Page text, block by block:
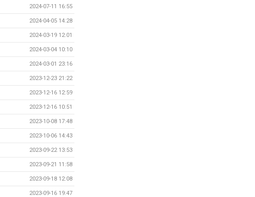
2024-07-11 16:55
2024-04-05 14:28
2024-03-19 12:01
2024-03-04 10:10
2024-03-01 23:16
2023-12-23 21:22
2023-12-16 12:59
2023-12-16 10:51
2023-10-08 17:48
2023-10-06 14:43
2023-09-22 13:53
2023-09-21 11:58
2023-09-18 12:08
2023-09-16 19:47